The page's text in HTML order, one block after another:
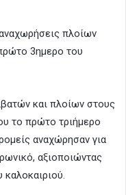
πλοίων
3ημερο του
και πλοίων στους
το πρώτο τριήμερο
αναχώρησαν για
αξιοποιώντας